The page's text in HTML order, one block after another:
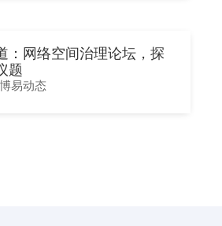
：网络空间治理论坛，探
题
博易动态